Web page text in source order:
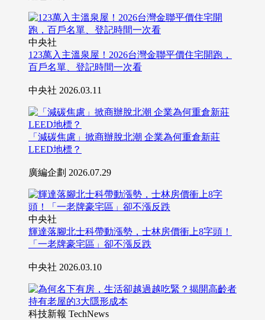
中央社
123萬入主溫泉屋！2026台灣金聯平價住宅開跑，
百戶名單、登記時間一次看
中央社 2026.03.11
「減碳焦慮」掀商辦脫北潮 企業為何重倉新莊
LEED地標？
廣編企劃 2026.07.29
中央社
輝達落腳北士科帶動漲勢，士林房價衝上8字頭！
「一老牌豪宅區」卻不漲反跌
中央社 2026.03.10
科技新報 TechNews